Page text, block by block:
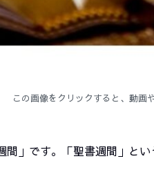
この画像をクリックすると、動画
」です。「聖書週間」と